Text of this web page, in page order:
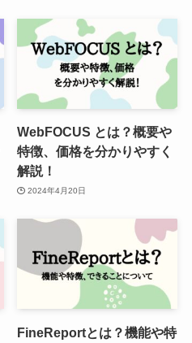
WebFOCUS とは？概要や
特徴、価格を分かりやすく
解説！
2024年4月20日
FineReportとは？機能や特